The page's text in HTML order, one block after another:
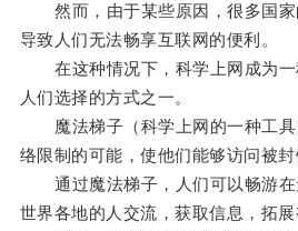
然而，由于某些原因，很多国家
导致人们无法畅享互联网的便利。
在这种情况下，科学上网成为一
人们选择的方式之一。
魔法梯子（科学上网的一种工具
络限制的可能，使他们能够访问被封
通过魔法梯子，人们可以畅游在
世界各地的人交流，获取信息，拓展